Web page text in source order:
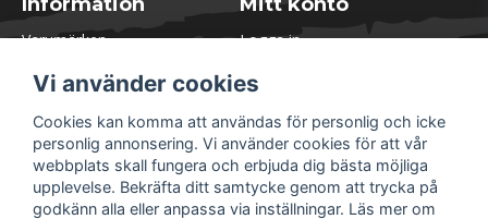
Varumärken
Kontakta oss
Öppettider Lager
Om Soliduct
Soliduct & Ventilation.se
Informationssidor
Logga in
Glömt lösenord?
Vi använder cookies
Cookies kan komma att användas för personlig och icke
personlig annonsering. Vi använder cookies för att vår
webbplats skall fungera och erbjuda dig bästa möjliga
upplevelse. Bekräfta ditt samtycke genom att trycka på
godkänn alla eller anpassa via inställningar. Läs mer om